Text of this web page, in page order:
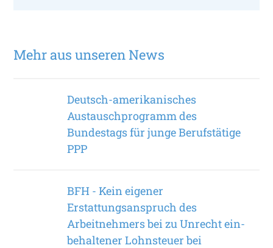
Mehr aus unseren News
Deutsch-amerikanisches
Austauschprogramm des
Bundestags für junge Berufs­tätige
PPP
BFH - Kein eigener
Erstattungsanspruch des
Arbeitnehmers bei zu Unrecht ein­
behaltener Lohnsteuer bei